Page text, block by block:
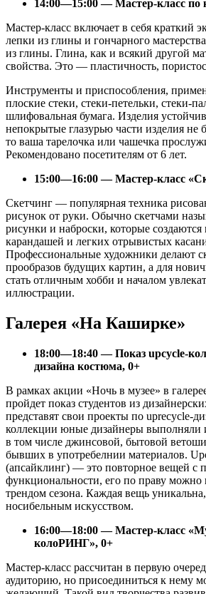
14:00—15:00 — Мастер-класс по
Мастер-класс включает в себя краткий
лепки из глины и гончарного
из глины. Глина, как и всякий другой
свойства. Это — пластичность,
Инструменты и приспособления,
плоские стеки, стеки-петельки, стеки-
шлифовальная бумага. Изделия
непокрытые глазурью части изделия не
то ваша тарелочка или чашечка
Рекомендовано посетителям от 6 лет.
15:00—16:00 — Мастер-класс
Скетчинг — популярная техника
рисунок от руки. Обычно скетчами
рисунки и наброски, которые
карандашей и легких отрывистых
Профессиональные художники делают
прообразов будущих картин, а для
стать отличным хобби и началом
иллюстрации.
Галерея «На Каширке»
18:00—18:40 — Показ upcycle-
дизайна костюма, 0+
В рамках акции «Ночь в музее» в
пройдет показ студентов из
представят свои проекты по uprecycle-
коллекции юные дизайнеры выполняли
в том числе джинсовой, бытовой
бывших в употребелнии материалов.
(апсайклинг) — это повторное вещей с
функциональности, его по праву можно
трендом сезона. Каждая вещь
носибельным искусством.
16:00—18:00 — Мастер-класс
колоРИНГ», 0+
Мастер-класс рассчитан в первую
аудиторию, но присоединиться к нему